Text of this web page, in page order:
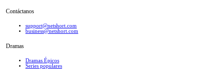
Contáctanos
support@netshort.com
business@netshort.com
Dramas
Dramas Épicos
Series populares